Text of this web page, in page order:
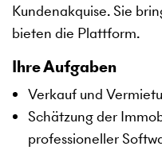
Kundenakquise. Sie
bieten die Plattform.
Ihre Aufgaben
Verkauf und
Schätzung der
professioneller